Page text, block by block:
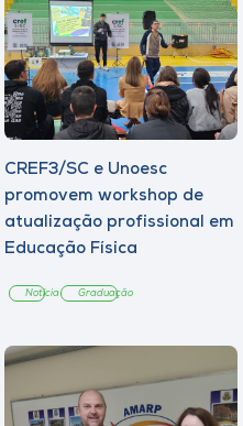
CREF3/SC e Unoesc
promovem workshop de
atualização profissional em
Educação Física
Notícia Graduação